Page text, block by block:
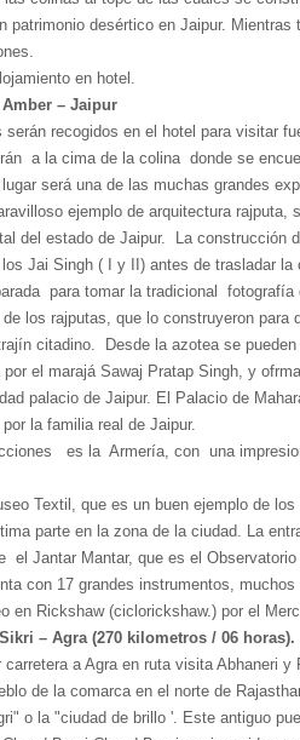
patrimonio desértico en Jaipur.
en hotel.
– Jaipur
serán recogidos en el hotel para visitar
a la cima de la colina donde se
será una de las muchas grandes
ejemplo de arquitectura
del estado de Jaipur. La construcción
Jai Singh ( I y II) antes de trasladar la
para tomar la tradicional
los rajputas, que lo construyeron
citadino. Desde la azotea se
el marajá Sawaj Pratap Singh, y
palacio de Jaipur. El Palacio de
la familia real de Jaipur.
es la Armería, con una
Textil, que es un buen ejemplo de
parte en la zona de la ciudad. La
el Jantar Mantar, que es el
con 17 grandes instrumentos,
en Rickshaw (ciclorickshaw.) por el
– Agra (270 kilometros / 06 horas).
carretera a Agra en ruta visita Abhaneri y
de la comarca en el norte de
o la "ciudad de brillo '. Este antiguo